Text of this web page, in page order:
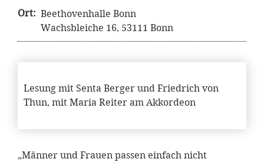
Ort: Beethovenhalle Bonn
Wachsbleiche 16, 53111 Bonn
Lesung mit Senta Berger und Friedrich von
Thun, mit Maria Reiter am Akkordeon
„Männer und Frauen passen einfach nicht